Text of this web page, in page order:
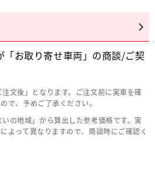
「お取り寄せ車両」の商談/ご契
文後」となります。ご注文前に実車を確
で、予めご了承ください。
いの地域」から算出した参考価格です。実
よって異なりますので、商談時にご確認く